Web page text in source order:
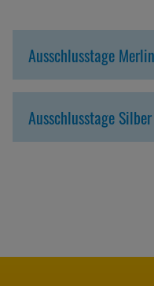
Ausschlusstage
Ausschlusstage